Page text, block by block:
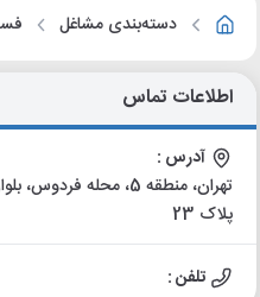
دسته‌بندی مشاغل
اطلاعات تماس
آدرس :
تهران، منطقه 5، محله
پلاک 23
تلفن :